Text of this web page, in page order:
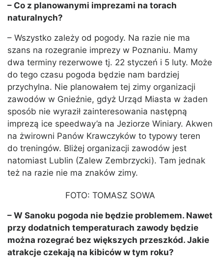
– Co z planowanymi imprezami na torach
naturalnych?
– Wszystko zależy od pogody. Na razie nie ma
szans na rozegranie imprezy w Poznaniu. Mamy
dwa terminy rezerwowe tj. 22 styczeń i 5 luty. Może
do tego czasu pogoda będzie nam bardziej
przychylna. Nie planowałem tej zimy organizacji
zawodów w Gnieźnie, gdyż Urząd Miasta w żaden
sposób nie wyraził zainteresowania następną
imprezą ice speedway’a na Jeziorze Winiary. Akwen
na żwirowni Panów Krawczyków to typowy teren
do treningów. Bliżej organizacji zawodów jest
natomiast Lublin (Zalew Zembrzycki). Tam jednak
też na razie nie ma znaków zimy.
FOTO: TOMASZ SOWA
– W Sanoku pogoda nie będzie problemem. Nawet
przy dodatnich temperaturach zawody będzie
można rozegrać bez większych przeszkód. Jakie
atrakcje czekają na kibiców w tym roku?